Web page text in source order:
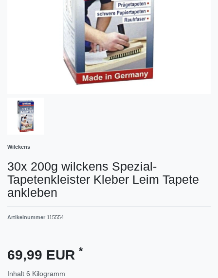
Wilckens
30x 200g wilckens Spezial-
Tapetenkleister Kleber Leim Tapete
ankleben
Artikelnummer 115554
69,99 EUR *
Inhalt 6 Kilogramm